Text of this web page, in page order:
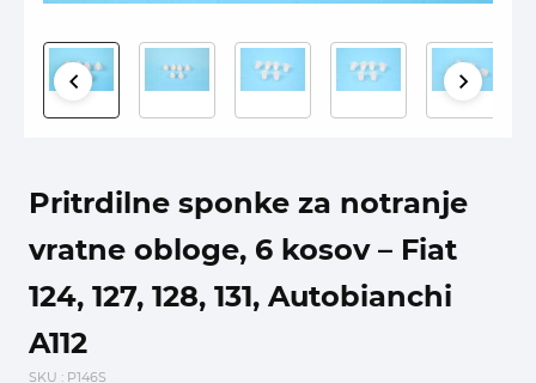
Pritrdilne sponke za notranje
vratne obloge, 6 kosov – Fiat
124, 127, 128, 131, Autobianchi
A112
SKU : P146S